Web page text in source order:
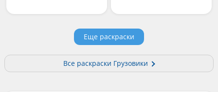
Еще раскраски
Все раскраски Грузовики